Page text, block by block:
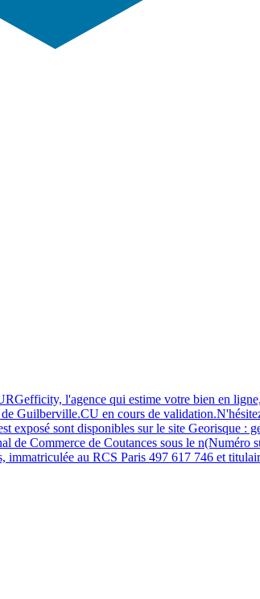
l'agence qui estime votre bien en ligne,
Guilberville.CU en cours de
exposé sont disponibles sur le site Georisque
Commerce de Coutances sous le
au RCS Paris 497 617 746 et